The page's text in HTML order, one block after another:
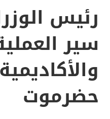
رئيس
سير
حضرموت